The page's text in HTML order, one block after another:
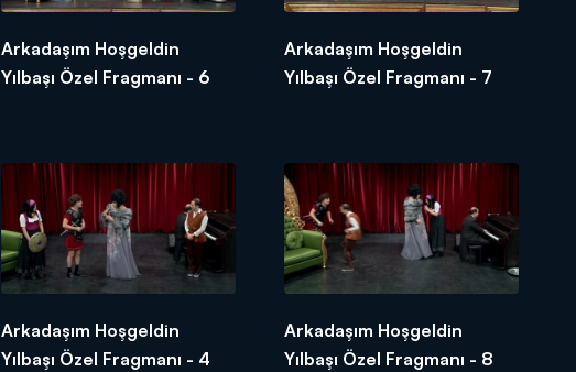
Arkadaşım Hoşgeldin
Yılbaşı Özel Fragmanı - 6
Arkadaşım Hoşgeldin
Yılbaşı Özel Fragmanı - 7
Arkadaşım Hoşgeldin
Yılbaşı Özel Fragmanı - 4
Arkadaşım Hoşgeldin
Yılbaşı Özel Fragmanı - 8